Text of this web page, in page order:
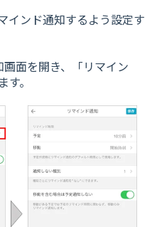
インド通知するよう設定す
面を開き、「リマイン
。